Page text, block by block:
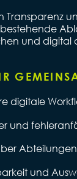
Transparenz
und digital
digitale
und
und